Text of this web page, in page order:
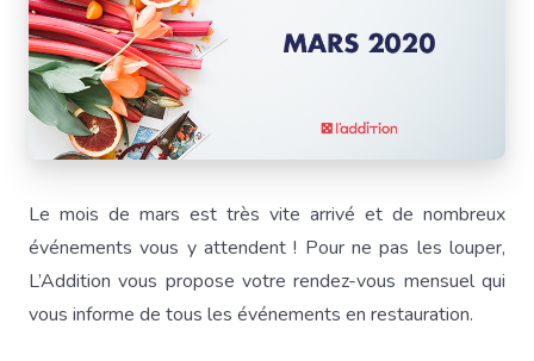
Le mois de mars est très vite arrivé et de nombreux
événements vous y attendent ! Pour ne pas les louper,
L’Addition vous propose votre rendez-vous mensuel qui
vous informe de tous les événements en restauration.